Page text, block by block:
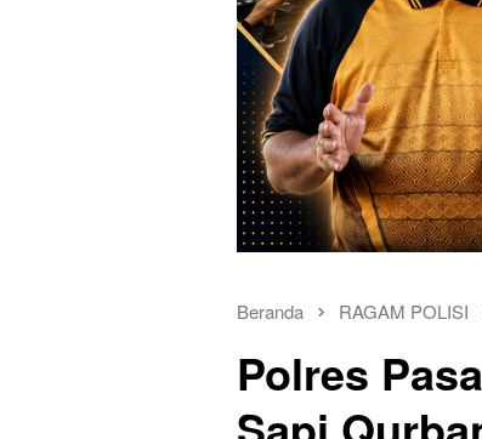
Beranda RAGAM POLISI
Polres